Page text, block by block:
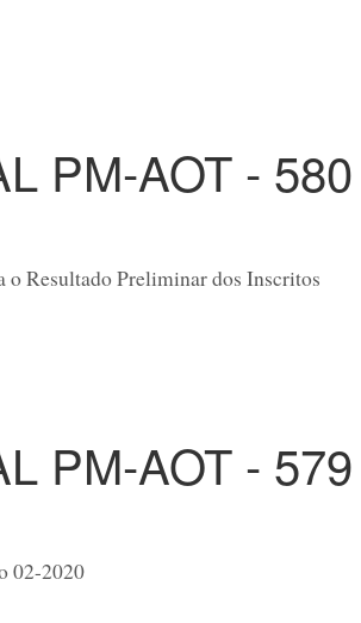
PM-AOT - 580
Resultado Preliminar dos Inscritos
PM-AOT - 579
02-2020